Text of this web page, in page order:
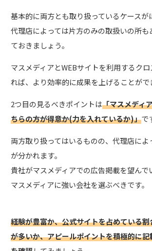
基本的に両方とも取り扱っているケースが
代理店によっては片方のみの取扱いの所も
ておきましょう。
マスメディアとWEBサイトを利用するク
れば、より効率的に成果を上げることがで
2つ目の見るべきポイントは「マスメディ
ちらの方が得意か(力を入れているか)」で
両方取り扱ってはいるものの、代理店によ
が分かれます。
貴社がマスメディアでの広告掲載を望んで
マスメディアに強い会社を選ぶべきです。
経験が豊富か、公式サイトを占めている
が多いか、アピールポイントを積極的に